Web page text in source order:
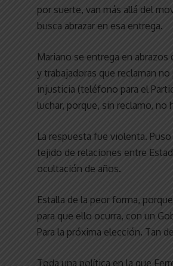
por suerte, van más allá del
busca abrazar en esa entrega.
Mariano se entrega en
y trabajadoras que reclaman
injusticia (teléfono para el
luchar, porque, sin reclamo, no
La respuesta fue violenta.
tejido de relaciones entre
ocultación de años.
Estalla de la peor forma,
para que ello ocurra, con un
Para la próxima elección. Tan
Toda una política en la que